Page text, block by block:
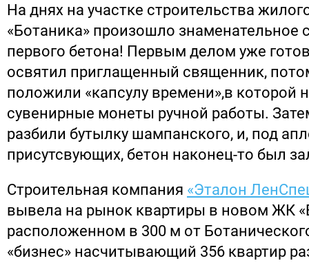
На днях на участке строительства
«Ботаника» произошло знаменательное
первого бетона! Первым делом уже
освятил приглащенный священник,
положили «капсулу времени»,в которой
сувенирные монеты ручной работы.
разбили бутылку шампанского, и, под
присутсвующих, бетон наконец-то был
Строительная компания «Эталон
вывела на рынок квартиры в новом ЖК
расположенном в 300 м от
«бизнес» насчитывающий 356 квартир